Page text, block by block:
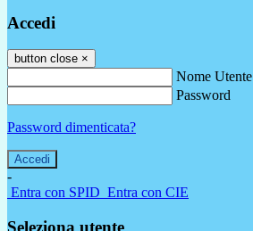
Accedi
button close ×
Nome Utente
Password
Password dimenticata?
-
Entra con SPID Entra con CIE
Seleziona utente